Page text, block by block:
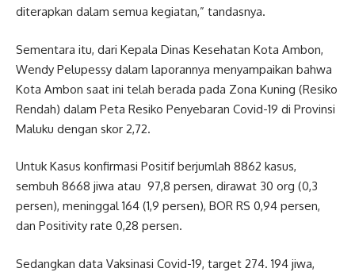
diterapkan dalam semua kegiatan,” tandasnya.
Sementara itu, dari Kepala Dinas Kesehatan Kota Ambon,
Wendy Pelupessy dalam laporannya menyampaikan bahwa
Kota Ambon saat ini telah berada pada Zona Kuning (Resiko
Rendah) dalam Peta Resiko Penyebaran Covid-19 di Provinsi
Maluku dengan skor 2,72.
Untuk Kasus konfirmasi Positif berjumlah 8862 kasus,
sembuh 8668 jiwa atau 97,8 persen, dirawat 30 org (0,3
persen), meninggal 164 (1,9 persen), BOR RS 0,94 persen,
dan Positivity rate 0,28 persen.
Sedangkan data Vaksinasi Covid-19, target 274. 194 jiwa,